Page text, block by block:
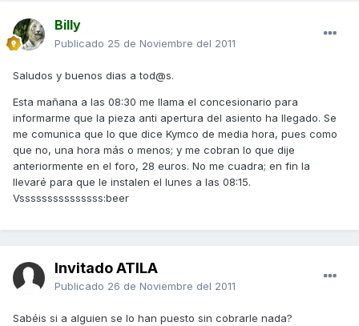
Billy
Publicado 25 de Noviembre del 2011
Saludos y buenos dias a tod@s.
Esta mañana a las 08:30 me llama el concesionario para
informarme que la pieza anti apertura del asiento ha llegado. Se
me comunica que lo que dice Kymco de media hora, pues como
que no, una hora más o menos; y me cobran lo que dije
anteriormente en el foro, 28 euros. No me cuadra; en fin la
llevaré para que le instalen el lunes a las 08:15.
Vsssssssssssssss:beer
Invitado ATILA
Publicado 26 de Noviembre del 2011
Sabéis si a alguien se lo han puesto sin cobrarle nada?